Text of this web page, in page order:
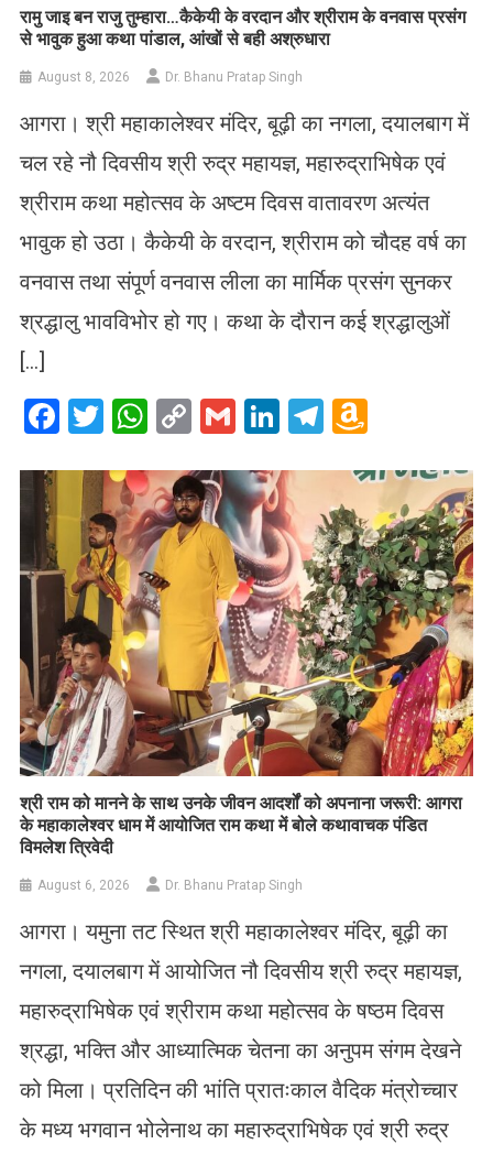
रामु जाइ बन राजु तुम्हारा…कैकेयी के वरदान और श्रीराम के वनवास प्रसंग
से भावुक हुआ कथा पांडाल, आंखों से बही अश्रुधारा
August 8, 2026 Dr. Bhanu Pratap Singh
आगरा। श्री महाकालेश्वर मंदिर, बूढ़ी का नगला, दयालबाग में
चल रहे नौ दिवसीय श्री रुद्र महायज्ञ, महारुद्राभिषेक एवं
श्रीराम कथा महोत्सव के अष्टम दिवस वातावरण अत्यंत
भावुक हो उठा। कैकेयी के वरदान, श्रीराम को चौदह वर्ष का
वनवास तथा संपूर्ण वनवास लीला का मार्मिक प्रसंग सुनकर
श्रद्धालु भावविभोर हो गए। कथा के दौरान कई श्रद्धालुओं
[…]
Facebook
Twitter
WhatsApp
CopyGmailLinkedIn
Telegram
List
​श्री राम को मानने के साथ उनके जीवन आदर्शों को अपनाना जरूरी: आगरा
के महाकालेश्वर धाम में आयोजित राम कथा में बोले कथावाचक पंडित
विमलेश त्रिवेदी
August 6, 2026 Dr. Bhanu Pratap Singh
आगरा। यमुना तट स्थित श्री महाकालेश्वर मंदिर, बूढ़ी का
नगला, दयालबाग में आयोजित नौ दिवसीय श्री रुद्र महायज्ञ,
महारुद्राभिषेक एवं श्रीराम कथा महोत्सव के षष्ठम दिवस
श्रद्धा, भक्ति और आध्यात्मिक चेतना का अनुपम संगम देखने
को मिला। प्रतिदिन की भांति प्रातःकाल वैदिक मंत्रोच्चार
के मध्य भगवान भोलेनाथ का महारुद्राभिषेक एवं श्री रुद्र